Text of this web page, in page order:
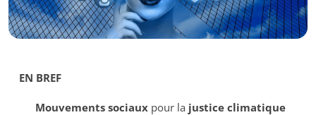
EN BREF
Mouvements sociauxpour la justice climatique